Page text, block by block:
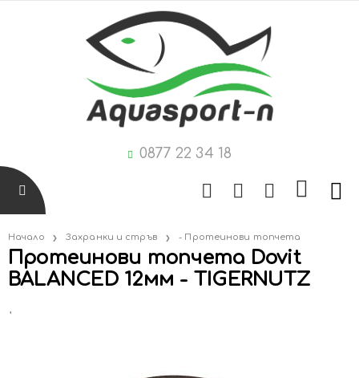
0877 22 34 18
Начало Захранки и стръв - Протеинови топчета
Протеинови топчета Dovit
BALANCED 12мм - TIGERNUTZ